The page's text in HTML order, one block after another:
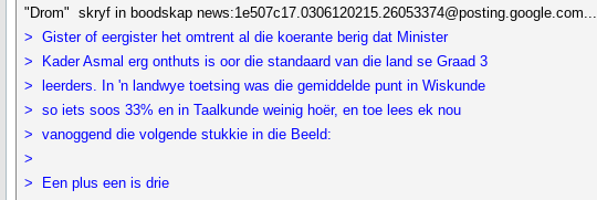
"Drom" skryf in boodskap news:1e507c17.0306120215.26053374@posting.google.com...
> Gister of eergister het omtrent al die koerante berig dat Minister
> Kader Asmal erg onthuts is oor die standaard van die land se Graad 3
> leerders. In 'n landwye toetsing was die gemiddelde punt in Wiskunde
> so iets soos 33% en in Taalkunde weinig hoër, en toe lees ek nou
> vanoggend die volgende stukkie in die Beeld:
>
> Een plus een is drie